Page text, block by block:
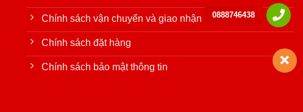
Chính sách vận chuyển và giao nhận
Chính sách đặt hàng
Chính sách bảo mật thông tin
0888746438